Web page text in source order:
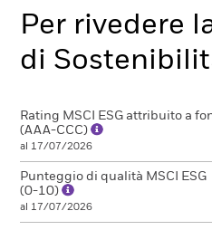
Per rivedere
di
Rating MSCI ESG attribuito a
(AAA-CCC)
al 17/07/2026
Punteggio di qualità MSCI ESG
(0-10)
al 17/07/2026